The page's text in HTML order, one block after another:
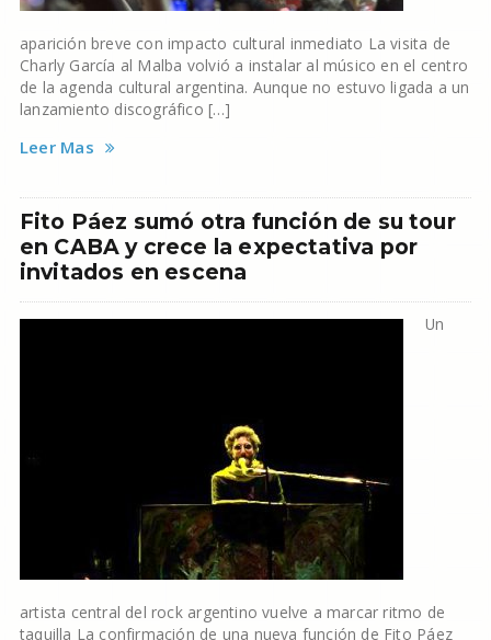
aparición breve con impacto cultural inmediato La visita de
Charly García al Malba volvió a instalar al músico en el centro
de la agenda cultural argentina. Aunque no estuvo ligada a un
lanzamiento discográfico […]
Leer Mas
Fito Páez sumó otra función de su tour
en CABA y crece la expectativa por
invitados en escena
Un
artista central del rock argentino vuelve a marcar ritmo de
taquilla La confirmación de una nueva función de Fito Páez